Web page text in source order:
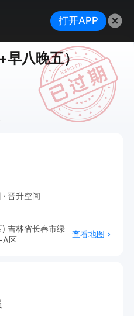
早八晚五）
晋升空间
吉林省长春市绿
A区
查看地图
打开APP